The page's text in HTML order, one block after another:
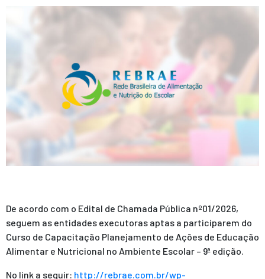
De acordo com o Edital de Chamada Pública nº01/2026,
seguem as entidades executoras aptas a participarem do
Curso de Capacitação Planejamento de Ações de Educação
Alimentar e Nutricional no Ambiente Escolar – 9ª edição.
No link a seguir: http://rebrae.com.br/wp-